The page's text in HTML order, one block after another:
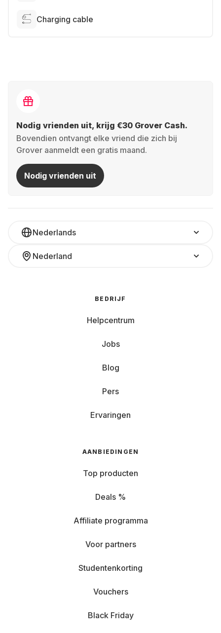
Charging cable
Nodig vrienden uit, krijg €30 Grover Cash.
Bovendien ontvangt elke vriend die zich bij
Grover aanmeldt een gratis maand.
Nodig vrienden uit
Nederlands
Nederland
BEDRIJF
Helpcentrum
Jobs
Blog
Pers
Ervaringen
AANBIEDINGEN
Top producten
Deals %
Affiliate programma
Voor partners
Studentenkorting
Vouchers
Black Friday